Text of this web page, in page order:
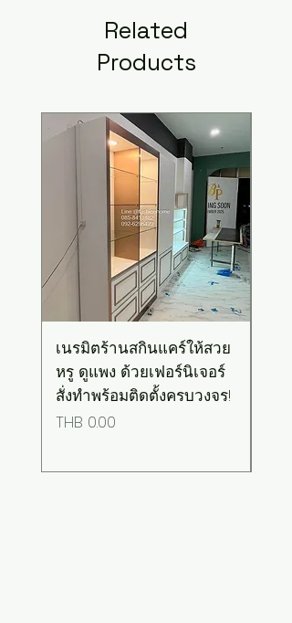
Related
Products
เนรมิตร้านสกินแคร์ให้สวย
หรู ดูแพง ด้วยเฟอร์นิเจอร์
สั่งทำพร้อมติดตั้งครบวงจร!
Price
THB 0.00